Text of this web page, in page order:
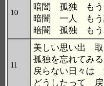
10
暗闇 孤独 もう
暗闇 一人 もう
暗闇 孤独 もう
11
美しい思い出 取
孤独を忘れてみ
戻らない日々は
どうしたって 戻